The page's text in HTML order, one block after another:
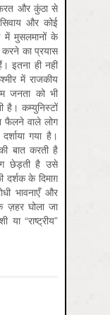
और कुंठा से
और कोई
में मुसलमानों के
का प्रयास
इतना ही नहीं
में राजकीय
जनता को भी
है। कम्युनिस्टों
फैलने वाले लोग
गया है।
बात करती है
छेड़ती है उसे
दर्शक के दिमाग़
भावनाएँ और
ज़हर घोला जा
“राष्‍ट्रीय”